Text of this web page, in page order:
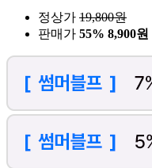
정상가 19,800원
판매가 55% 8,900원